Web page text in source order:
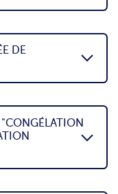
DE